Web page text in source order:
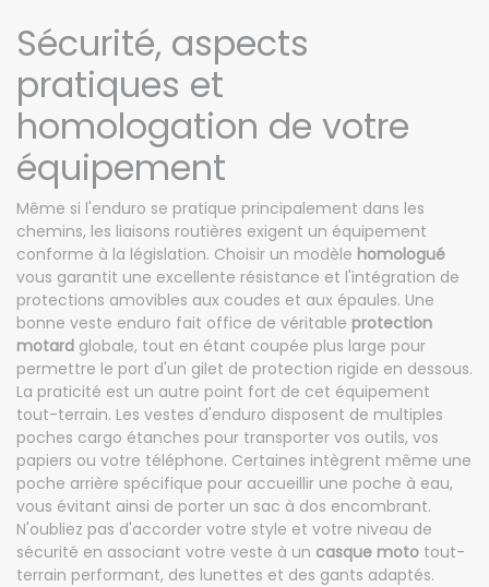
Sécurité, aspects
pratiques et
homologation de votre
équipement
Même si l'enduro se pratique principalement dans les
chemins, les liaisons routières exigent un équipement
conforme à la législation. Choisir un modèle homologué
vous garantit une excellente résistance et l'intégration de
protections amovibles aux coudes et aux épaules. Une
bonne veste enduro fait office de véritable protection
motard globale, tout en étant coupée plus large pour
permettre le port d'un gilet de protection rigide en dessous.
La praticité est un autre point fort de cet équipement
tout-terrain. Les vestes d'enduro disposent de multiples
poches cargo étanches pour transporter vos outils, vos
papiers ou votre téléphone. Certaines intègrent même une
poche arrière spécifique pour accueillir une poche à eau,
vous évitant ainsi de porter un sac à dos encombrant.
N'oubliez pas d'accorder votre style et votre niveau de
sécurité en associant votre veste à un casque moto tout-
terrain performant, des lunettes et des gants adaptés.